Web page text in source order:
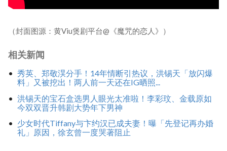
（封面图源：黄Viu煲剧平台@《魔咒的恋人》）
相关新闻
秀英、郑敬淏分手！14年情断引热议，洪锡天「放闪爆
料」又被挖出！两人前一天还在IG晒照...
洪锡天的宝石盒选男人眼光太准啦！李彩玟、金载原如
今双双晋升韩剧大势年下男神
少女时代Tiffany与卞约汉已成夫妻！曝「先登记再办婚
礼」原因，徐玄曾一度哭著阻止